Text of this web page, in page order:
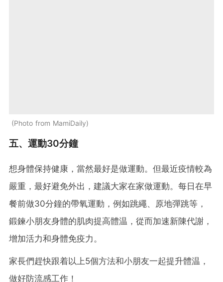
Photo from MamiDaily
五、運動30分鐘
想身體保持健康，當然最好是做運動。但最近疫情較為
嚴重，最好避免外出，建議大家在家做運動。每日在早
餐前做30分鐘的帶氧運動，例如跳繩、原地彈跳等，
鍛鍊小朋友身體的肌肉提高體温，從而加速新陳代謝，
增加活力和身體免疫力。
家長們趕快跟着以上5個方法和小朋友一起提升體温，
做好防流感工作！